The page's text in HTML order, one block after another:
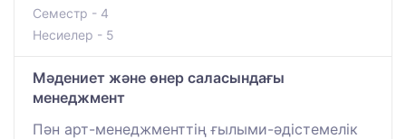
Семестр - 4
Несиелер - 5
Мәдениет және өнер саласындағы
менеджмент
Пән арт-менеджменттің ғылыми-әдістемелік